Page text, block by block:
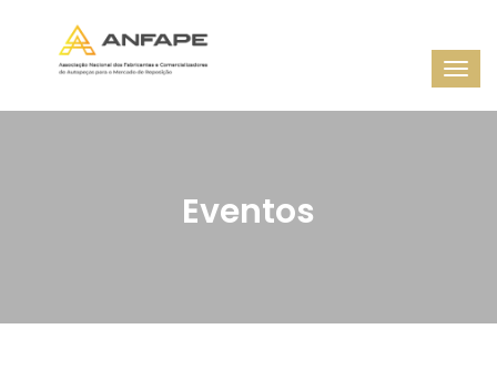
Eventos